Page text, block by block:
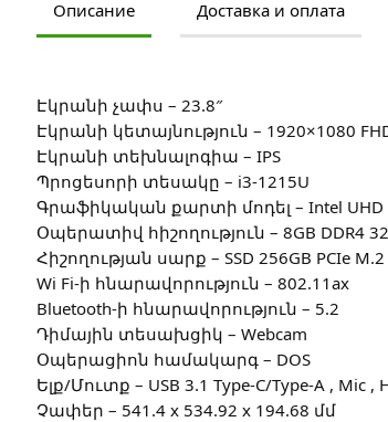
Описание Доставка и оплата
Էկրանի չափս – 23.8″
Էկրանի կետայնություն – 1920×1080
Էկրանի տեխնալոգիա – IPS
Պրոցեսորի տեսակը – i3-1215U
Գրաֆիկական քարտի մոդել – Intel UHD
Օպերատիվ հիշողություն – 8GB DDR4
Հիշողության սարք – SSD 256GB PCIe M.2
Wi Fi-ի հնարավորություն – 802.11ax
Bluetooth-ի հնարավորություն – 5.2
Դիմային տեսախցիկ – Webcam
Օպերացիոն համակարգ – DOS
Ելք/Մուտք – USB 3.1 Type-C/Type-A , Mic ,
Չափեր – 541.4 x 534.92 x 194.68 մմ